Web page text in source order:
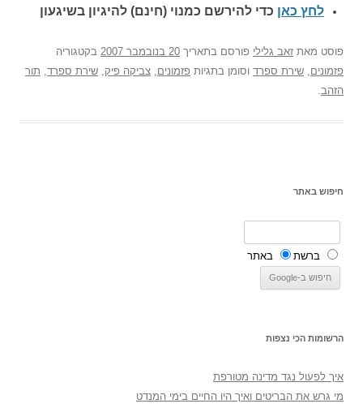
לחץ כאן כדי להירשם כמנוי (חינם) להיגיון בשיגעון
פוסט מאת זאב גלילי פורסם בתאריך 20 בנובמבר 2007
בקטגוריה
פזמונים שירת ספרד וסומן בתגיות פזמונים צביקה פיק שירת ספרד תור
הזהב
חיפוש באתר
ברשת באתר
הרשומות הכי נצפות
איך לפעול נגד מדינה מטורפת
מי גרש את הבריטים ואיך היו החיים בימי המנדט